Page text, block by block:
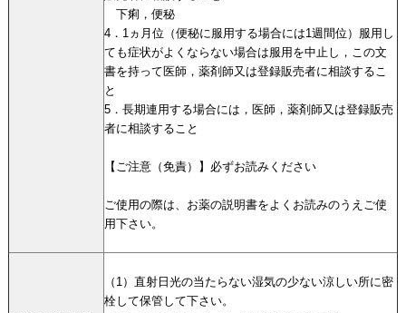
下痢，便秘
4．1ヵ月位（便秘に服用する場合には1週間位）服用し
ても症状がよくならない場合は服用を中止し，この文
書を持って医師，薬剤師又は登録販売者に相談するこ
と
5．長期連用する場合には，医師，薬剤師又は登録販売
者に相談すること
【ご注意（免責）】必ずお読みください
ご使用の際は、お薬の説明書をよくお読みのうえご使
用下さい。
（1）直射日光の当たらない湿気の少ない涼しい所に密
栓して保管して下さい。